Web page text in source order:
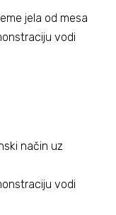
jela od mesa
vodi
način uz
vodi